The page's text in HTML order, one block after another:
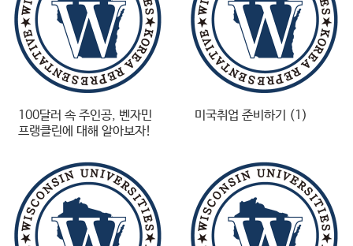
100달러 속 주인공, 벤자민
프랭클린에 대해 알아보자!
미국취업 준비하기 (1)